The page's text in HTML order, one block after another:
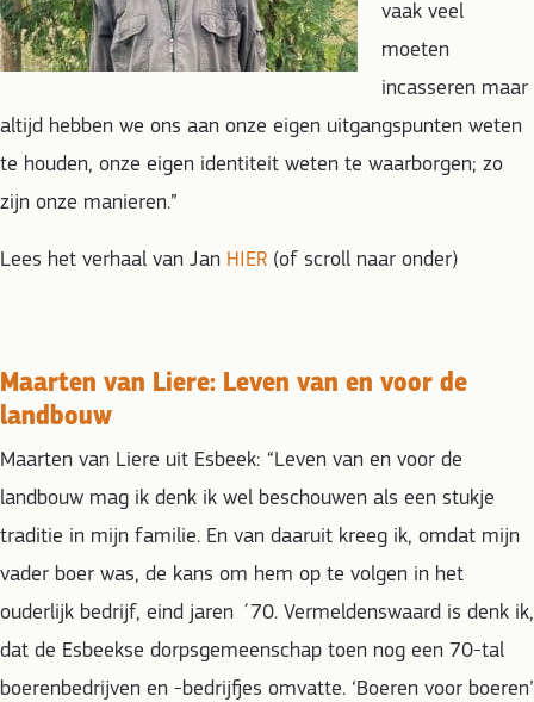
vaak veel
moeten
incasseren maar
altijd hebben we ons aan onze eigen uitgangspunten weten
te houden, onze eigen identiteit weten te waarborgen; zo
zijn onze manieren.”
Lees het verhaal van Jan HIER (of scroll naar onder)
Maarten van Liere: Leven van en voor de
landbouw
Maarten van Liere uit Esbeek: “Leven van en voor de
landbouw mag ik denk ik wel beschouwen als een stukje
traditie in mijn familie. En van daaruit kreeg ik, omdat mijn
vader boer was, de kans om hem op te volgen in het
ouderlijk bedrijf, eind jaren ´70. Vermeldenswaard is denk ik,
dat de Esbeekse dorpsgemeenschap toen nog een 70-tal
boerenbedrijven en -bedrijfjes omvatte. ‘Boeren voor boeren’